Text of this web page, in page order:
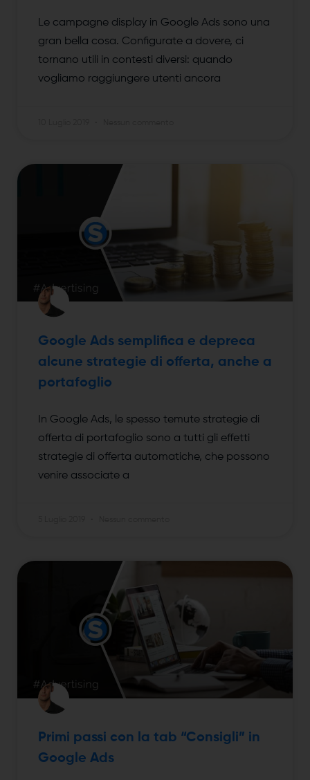
Le campagne display in Google Ads sono una
gran bella cosa. Configurate a dovere, ci
tornano utili in contesti diversi: quando
vogliamo raggiungere utenti ancora
Google Ads semplifica e depreca
alcune strategie di offerta, anche a
portafoglio
In Google Ads, le spesso temute strategie di
offerta di portafoglio sono a tutti gli effetti
strategie di offerta automatiche, che possono
venire associate a
Primi passi con la tab “Consigli” in
Google Ads